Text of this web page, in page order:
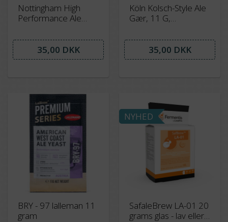
Nottingham High
Performance Ale
35,00 DKK
Köln Kolsch-Style Ale
Gær, 11 G,
35,00 DKK
BRY - 97 lalleman 11
gram
NYHED
SafaleBrew LA-01 20
grams glas - lav eller